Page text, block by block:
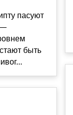
пасуют
—
быть